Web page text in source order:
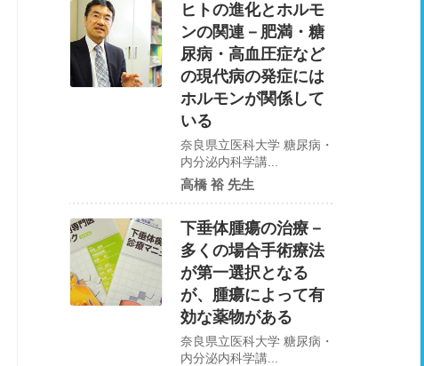
ヒトの進化とホルモ
ンの関連－肥満・糖
尿病・高血圧症など
の現代病の発症には
ホルモンが関係して
いる
奈良県立医科大学 糖尿病・
内分泌内科学講...
高橋 裕 先生
下垂体腫瘍の治療－
多くの場合手術療法
が第一選択となる
が、腫瘍によって有
効な薬物がある
奈良県立医科大学 糖尿病・
内分泌内科学講...